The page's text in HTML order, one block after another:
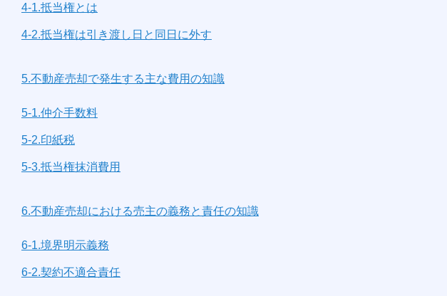
4-1.抵当権とは
4-2.抵当権は引き渡し日と同日に外す
5.不動産売却で発生する主な費用の知識
5-1.仲介手数料
5-2.印紙税
5-3.抵当権抹消費用
6.不動産売却における売主の義務と責任の知識
6-1.境界明示義務
6-2.契約不適合責任